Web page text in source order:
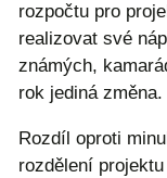
rozpočtu pro
realizovat své
známých,
rok jediná změna.
Rozdíl oproti
rozdělení